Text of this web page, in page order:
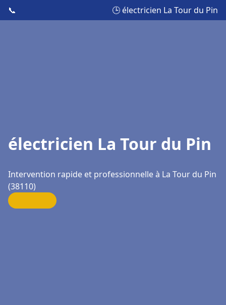
📞 🕒 électricien La Tour du Pin
électricien La Tour du Pin
Intervention rapide et professionnelle à La Tour du Pin
(38110)